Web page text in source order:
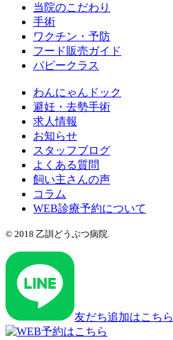
当院のこだわり
手術
ワクチン・予防
フード販売ガイド
パピークラス
わんにゃんドック
避妊・去勢手術
求人情報
お知らせ
スタッフブログ
よくある質問
飼い主さんの声
コラム
WEB診療予約について
© 2018 乙訓どうぶつ病院.
友だち追加はこちら